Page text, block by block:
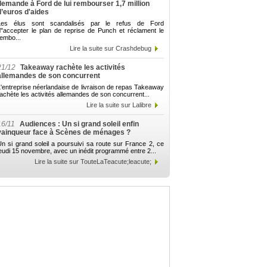
à Ford de lui rembourser 1,7 million
d'aides
élus sont scandalisés par le refus de Ford
le plan de reprise de Punch et réclament le
Lire la suite sur Crashdebug
12 Takeaway rachète les activités
de son concurrent
néerlandaise de livraison de repas Takeaway
les activités allemandes de son concurrent...
Lire la suite sur Lalibre
11
Audiences : Un si grand soleil enfin
face à Scènes de ménages ?
si grand soleil a poursuivi sa route sur France 2, ce
15 novembre, avec un inédit programmé entre 2...
Lire la suite sur TouteLaTeacute;leacute;